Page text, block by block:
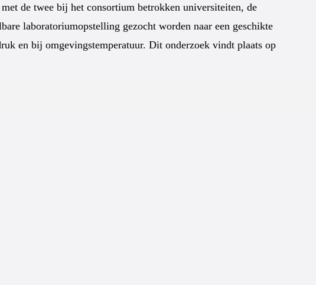
de twee bij het consortium betrokken universiteiten, de
laboratoriumopstelling gezocht worden naar een geschikte
en bij omgevingstemperatuur. Dit onderzoek vindt plaats op